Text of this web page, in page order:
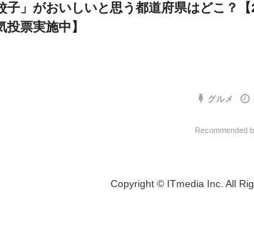
子」がおいしいと思う都道府県はどこ？
投票実施中】
グルメ
Recommended
Copyright © ITmedia Inc. All